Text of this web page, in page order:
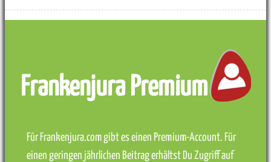
Frankenjura Premium
Für Frankenjura.com gibt es einen Premium-Account. Für
einen geringen jährlichen Beitrag erhältst Du Zugriff auf